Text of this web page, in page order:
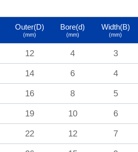
Outer(D)
(mm)
Bore(d)
(mm)
Width(B)
(mm)
12 4 3
14 6 4
16 8 5
19 10 6
22 12 7